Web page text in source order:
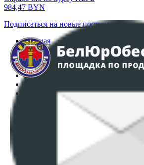
984,47 BYN
Подписаться на новые поступления
Главная
Аукционы
Интернет-магазин
Регламент организации и
Политика в отношении обработки
ПОЛОЖЕНИЕ О ПОЛИТИКЕ
Настройки cookie-файлов